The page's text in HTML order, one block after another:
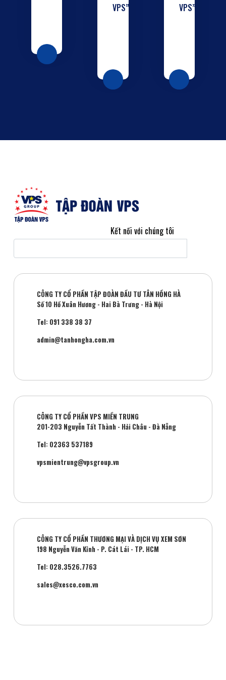
VPS”
VPS”
Kết nối với chúng tôi
CÔNG TY CỔ PHẦN TẬP ĐOÀN ĐẦU TƯ TÂN HỒNG HÀ
Số 10 Hồ Xuân Hương - Hai Bà Trưng - Hà Nội
Tel: 091 338 38 37
admin@tanhongha.com.vn
CÔNG TY CỔ PHẦN VPS MIỀN TRUNG
201-203 Nguyễn Tất Thành - Hải Châu - Đà Nẵng
Tel: 02363 537189
vpsmientrung@vpsgroup.vn
CÔNG TY CỔ PHẦN THƯƠNG MẠI VÀ DỊCH VỤ XEM SƠN
198 Nguyễn Văn Kỉnh - P. Cát Lái - TP. HCM
Tel: 028.3526.7763
sales@xesco.com.vn